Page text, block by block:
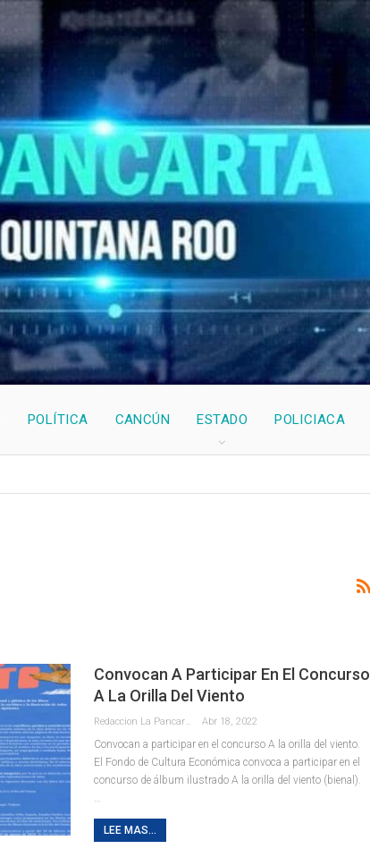
POLÍTICA CANCÚN ESTADO POLICIACA
Convocan A Participar En El Concurso
A La Orilla Del Viento
Abr 18, 2022
Convocan a participar en el concurso A la orilla del viento.
El Fondo de Cultura Económica convoca a participar en el
concurso de álbum ilustrado A la orilla del viento (bienal).
LEE MAS...